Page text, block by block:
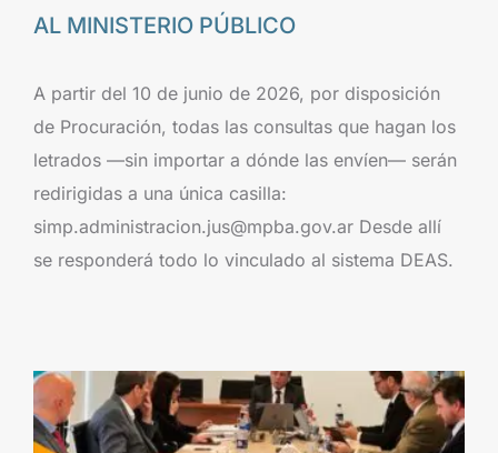
AL MINISTERIO PÚBLICO
A partir del 10 de junio de 2026, por disposición
de Procuración, todas las consultas que hagan los
letrados —sin importar a dónde las envíen— serán
redirigidas a una única casilla:
simp.administracion.jus@mpba.gov.ar Desde allí
se responderá todo lo vinculado al sistema DEAS.